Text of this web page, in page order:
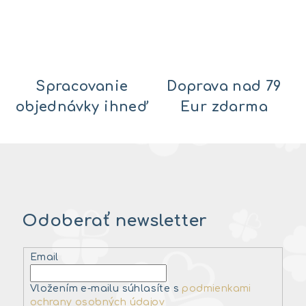
Spracovanie
objednávky ihneď
Doprava nad 79
Eur zdarma
Odoberať newsletter
Email
Vložením e-mailu súhlasíte s podmienkami
ochrany osobných údajov